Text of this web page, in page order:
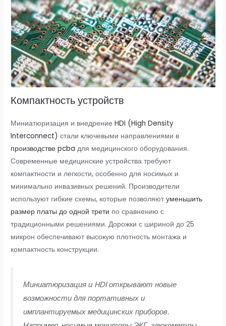
Компактность устройств
Миниатюризация и внедрениеHDI (High Density
Interconnect) стали ключевыми направлениями в
производстве pcba для медицинского оборудования.
Современные медицинские устройства требуют
компактности и легкости, особенно для носимых и
минимально инвазивных решений. Производители
используют гибкие схемы, которые позволяютуменьшить
размер платы до одной трети по сравнению с
традиционными решениями. Дорожки с шириной до 25
микрон обеспечивают высокую плотность монтажа и
компактность конструкции.
Миниатюризация и HDI открывают новые
возможности для портативных и
имплантируемых медицинских приборов.